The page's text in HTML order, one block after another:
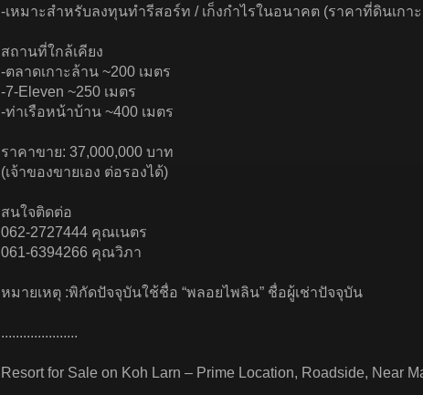
-เหมาะสำหรับลงทุนทำรีสอร์ท / เก็งกำไรในอนาคต (ราคาที่ดินเก
สถานที่ใกล้เคียง
-ตลาดเกาะล้าน ~200 เมตร
-7-Eleven ~250 เมตร
-ท่าเรือหน้าบ้าน ~400 เมตร
ราคาขาย: 37,000,000 บาท
(เจ้าของขายเอง ต่อรองได้)
สนใจติดต่อ
062-2727444 คุณเนตร
061-6394266 คุณวิภา
หมายเหตุ :พิกัดปัจจุบันใช้ชื่อ “พลอยไพลิน” ชื่อผู้เช่าปัจจุบัน
.....................
Resort for Sale on Koh Larn – Prime Location, Roadside, Near